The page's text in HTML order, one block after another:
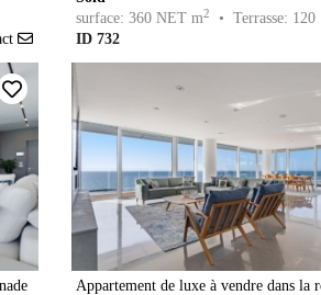
surface: 360 NET m2
• Terrasse: 120
ID 732
Appartement de luxe à vendre dans la